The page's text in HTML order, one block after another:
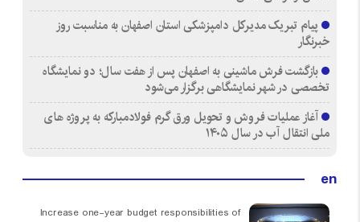
پیام تبریک مدیرکل دامپزشکی استان اصفهان به مناسبت روز
خبرنگار
بازگشت فرش ماشینی به اصفهان پس از هفت سال؛ دو نمایشگاه
تخصصی در شهر نمایشگاهی برگزار می‌شود
آغاز عملیات فروش و تحویل ورق گرم فولادمبارکه به پروژه های
ملی انتقال آب در سال ۱۴۰۵
en
Increase one-year budget responsibilities of